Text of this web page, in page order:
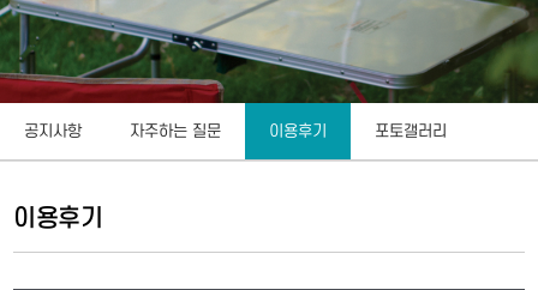
공지사항 자주하는 질문 이용후기 포토갤러리
이용후기